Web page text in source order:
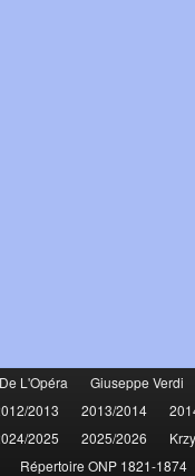
L'Opéra Giuseppe Verdi
2013 2013/2014
2025 2025/2026
Répertoire ONP 1821-1874